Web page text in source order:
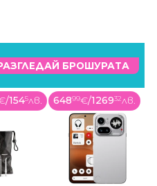
БРОШУРАТА
/1545лв. 64899€/126932лв.